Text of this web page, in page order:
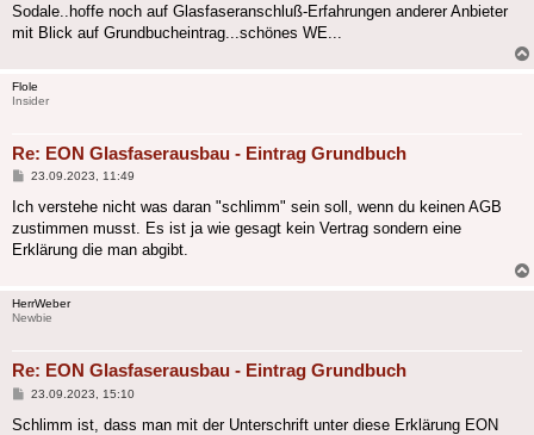
Sodale..hoffe noch auf Glasfaseranschluß-Erfahrungen anderer Anbieter
mit Blick auf Grundbucheintrag...schönes WE...
Flole
Insider
Re: EON Glasfaserausbau - Eintrag Grundbuch
Beitrag
23.09.2023, 11:49
Ich verstehe nicht was daran "schlimm" sein soll, wenn du keinen AGB
zustimmen musst. Es ist ja wie gesagt kein Vertrag sondern eine
Erklärung die man abgibt.
HerrWeber
Newbie
Re: EON Glasfaserausbau - Eintrag Grundbuch
Beitrag
23.09.2023, 15:10
Schlimm ist, dass man mit der Unterschrift unter diese Erklärung EON